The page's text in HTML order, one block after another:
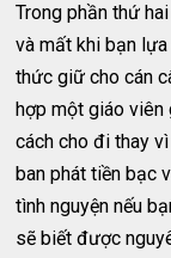
Trong phần thứ
và mất khi bạn
thức giữ cho cán
hợp một giáo
cách cho đi thay
ban phát tiền bạc
tình nguyện nếu
sẽ biết được